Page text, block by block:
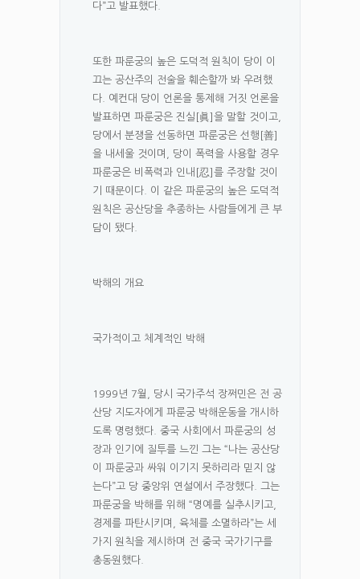
다”고 발표했다.
또한 파룬궁의 높은 도덕적 원칙이 당이 이
끄는 공산주의 전술을 훼손할까 봐 우려했
다. 예컨대 당이 언론을 통제해 거짓 언론을
발표하면 파룬궁은 진실[眞]을 말할 것이고,
당에서 분쟁을 선동하면 파룬궁은 선행[善]
을 내세울 것이며, 당이 폭력을 사용할 경우
파룬궁은 비폭력과 인내[忍]를 주장할 것이
기 때문이다. 이 같은 파룬궁의 높은 도덕적
원칙은 공산당을 추종하는 사람들에게 큰 부
담이 됐다.
박해의 개요
국가적이고 체계적인 박해
1999년 7월, 당시 국가주석 장쩌민은 전 공
산당 지도자에게 파룬궁 박해운동을 개시하
도록 명령했다. 중국 사회에서 파룬궁의 성
장과 인기에 질투를 느낀 그는 “나는 공산당
이 파룬궁과 싸워 이기지 못하리라 믿지 않
는다”고 당 중앙위 연설에서 주장했다. 그는
파룬궁을 박해를 위해 “명예를 실추시키고,
경제를 파탄시키며, 육체를 소멸하라”는 세
가지 원칙을 제시하며 전 중국 국가기구를
총동원했다.